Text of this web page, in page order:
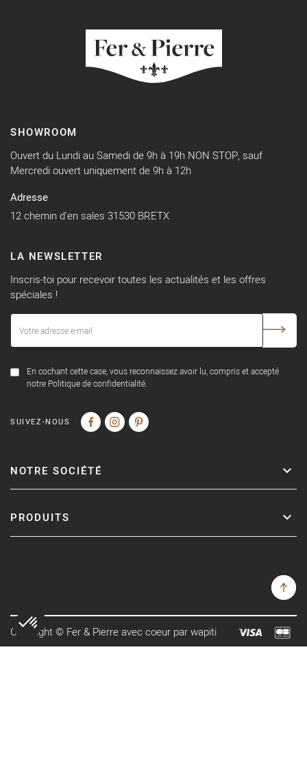
SHOWROOM
Ouvert du Lundi au Samedi de 9h à 19h NON STOP, sauf
Mercredi ouvert uniquement de 9h à 12h
Adresse
12 chemin d'en sales 31530 BRETX
LA NEWSLETTER
Inscris-toi pour recevoir toutes les actualités et les offres
spéciales !
En cochant cette case, vous reconnaissez avoir lu, compris et accepté
notre Politique de confidentialité.
SUIVEZ-NOUS
NOTRE SOCIÉTÉ
PRODUITS
Copyright © Fer & Pierre avec coeur par wapiti